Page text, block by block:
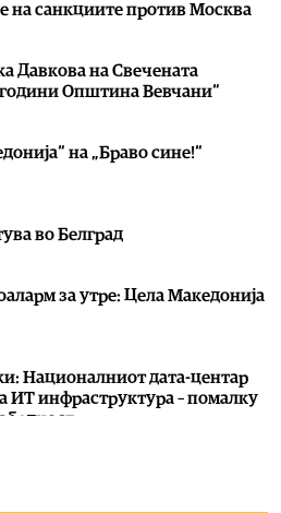
на санкциите против Москва
Давкова на Свечената
години Општина Вевчани“
на „Браво сине!“
во Белград
за утре: Цела Македонија
Националниот дата-центар
ИТ инфраструктура – помалку